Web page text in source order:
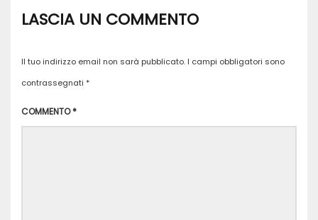
LASCIA UN COMMENTO
Il tuo indirizzo email non sarà pubblicato. I campi obbligatori sono
contrassegnati *
COMMENTO*